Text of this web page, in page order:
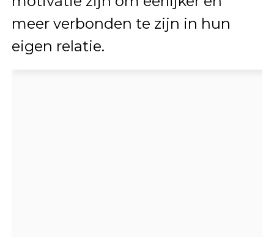
meer verbonden te zijn in hun
eigen relatie.